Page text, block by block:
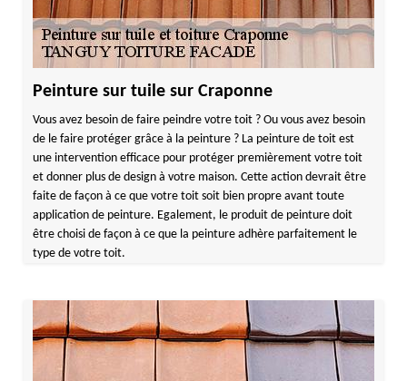
Peinture sur tuile sur Craponne
Vous avez besoin de faire peindre votre toit ? Ou vous avez besoin
de le faire protéger grâce à la peinture ? La peinture de toit est
une intervention efficace pour protéger premièrement votre toit
et donner plus de design à votre maison. Cette action devrait être
faite de façon à ce que votre toit soit bien propre avant toute
application de peinture. Egalement, le produit de peinture doit
être choisi de façon à ce que la peinture adhère parfaitement le
type de votre toit.